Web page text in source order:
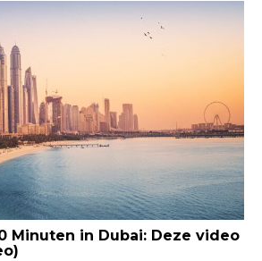
Minuten in Dubai: Deze video